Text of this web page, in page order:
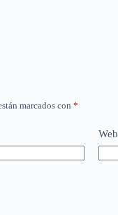
marcados con *
Web